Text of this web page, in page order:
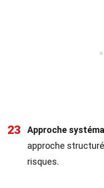
23 Approche
approche
risques.